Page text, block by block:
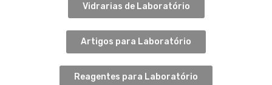
Vidrarias de Laboratório
Artigos para Laboratório
Reagentes para Laboratório